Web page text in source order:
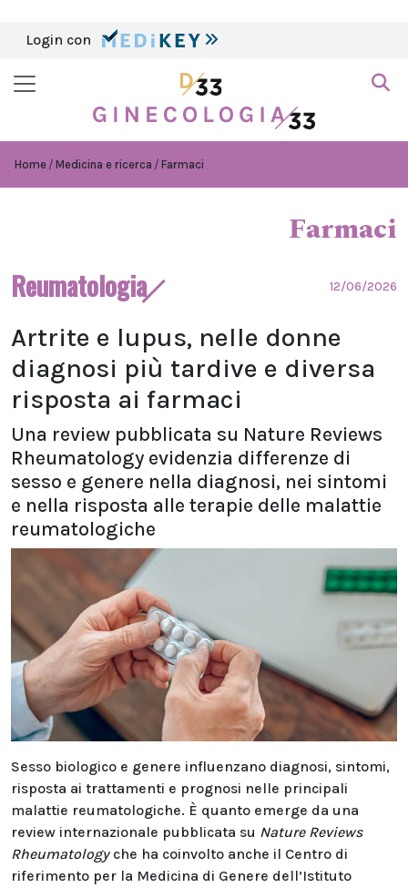
Login con
Home Medicina e ricerca Farmaci
Farmaci
Reumatologia 12/06/2026
Artrite e lupus, nelle donne
diagnosi più tardive e diversa
risposta ai farmaci
Una review pubblicata su Nature Reviews
Rheumatology evidenzia differenze di
sesso e genere nella diagnosi, nei sintomi
e nella risposta alle terapie delle malattie
reumatologiche
Sesso biologico e genere influenzano diagnosi, sintomi,
risposta ai trattamenti e prognosi nelle principali
malattie reumatologiche. È quanto emerge da una
review internazionale pubblicata su Nature Reviews
Rheumatologyche ha coinvolto anche il Centro di
riferimento per la Medicina di Genere dell’Istituto